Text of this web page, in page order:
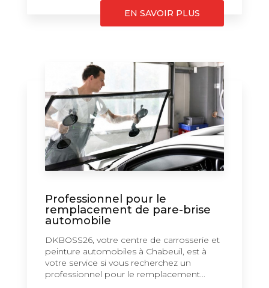
EN SAVOIR PLUS
Professionnel pour le
remplacement de pare-brise
automobile
DKBOSS26, votre centre de carrosserie et
peinture automobiles à Chabeuil, est à
votre service si vous recherchez un
professionnel pour le remplacement...